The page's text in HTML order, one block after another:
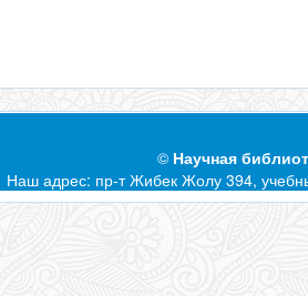
© Научная
Наш адрес: пр-т Жибек Жолу 394,